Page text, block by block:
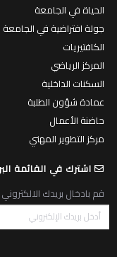
الحياة في الجامعة
جولة افتراضية في الجامعة
الكافتيريات
المركز الرياضي
السكنات الداخلية
عمادة شؤون الطلبة
حاضنة الأعمال
مركز التطوير المهني
اشترك في القائمة
قم بادخال بريدك الالكتروني